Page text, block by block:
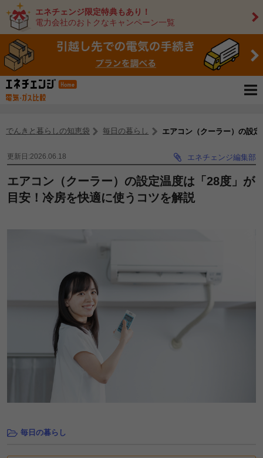
エネチェンジ限定特典もあり！
電力会社のおトクなキャンペーン一覧
でんきと暮らしの知恵袋 毎日の暮らし エアコン（クーラー）の設
更新日:2026.06.18 エネチェンジ編集部
エアコン（クーラー）の設定温度は「28度」が
目安！冷房を快適に使うコツを解説
毎日の暮らし